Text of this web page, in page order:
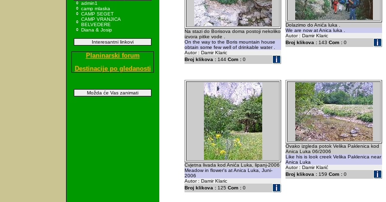
admin1
camp mlaska
CAMP SEGET
CAMP VRANJICA
BELVEDERE
Diana & Josip
Interesantni linkovi
Planinarski forum
Destinacije po gledanosti
Možda će Vas zanimati
Na stazi do Borisova doma postoji nekoliko
izvora pitke vode .
On the way to the Boris mountain house
obtain some few well of drinkable water .
Autor : Damir Klaric
Broj klikova : 144 Com : 0
Dolazimo do Anića luka .
We are now at Anica luka .
Autor : Damir Klaric
Broj klikova : 143 Com : 0
Cvjetna livada kod Anića Luka, lipanj-2006
Meadow in flower's at Anica Luka, Juni-
2006
Autor : Damir Klaric
Broj klikova : 125 Com : 0
Ovako izgleda potok Velika Paklenica kod
Anica Luka 06/2006
Like his is look creek Velika Paklenica near
Anica Luka
Autor : Damir Klarić
Broj klikova : 159 Com : 0